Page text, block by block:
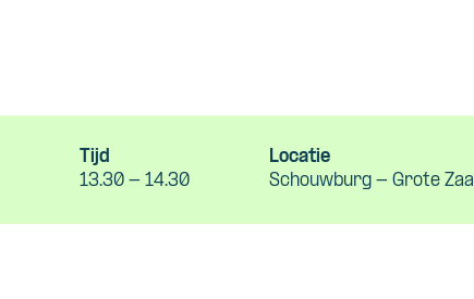
Tijd
13.30 - 14.30
Locatie
Schouwburg - Grote Zaal